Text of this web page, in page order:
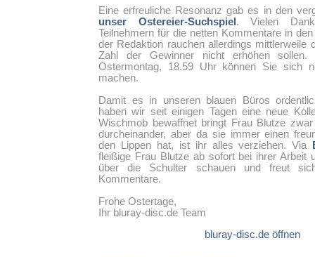
Eine erfreuliche Resonanz gab es in den
unser Ostereier-Suchspiel . Vielen
Teilnehmern für die netten Kommentare in
der Redaktion rauchen allerdings mittlerweile
Zahl der Gewinner nicht erhöhen
Ostermontag, 18.59 Uhr können Sie sich
machen.
Damit es in unseren blauen Büros
haben wir seit einigen Tagen eine neue
Wischmob bewaffnet bringt Frau Blutze
durcheinander, aber da sie immer einen
den Lippen hat, ist ihr alles verziehen. Via
fleißige Frau Blutze ab sofort bei ihrer Arbeit
über die Schulter schauen und freut
Kommentare.
Frohe Ostertage,
Ihr bluray-disc.de Team
bluray-disc.de öffnen